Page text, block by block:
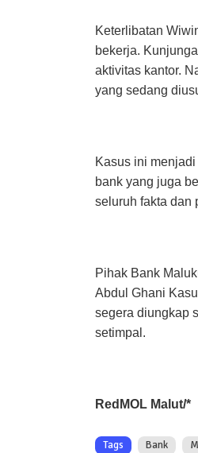
Keterlibatan
bekerja.
aktivitas kantor.
yang sedang
Kasus ini
bank yang juga
seluruh fakta dan
Pihak Bank
Abdul Ghani
segera diungkap
setimpal.
RedMOL Malut/*
Tags Bank